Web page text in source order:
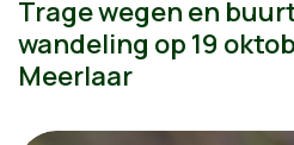
Trage wegen en
wandeling op 19
Meerlaar